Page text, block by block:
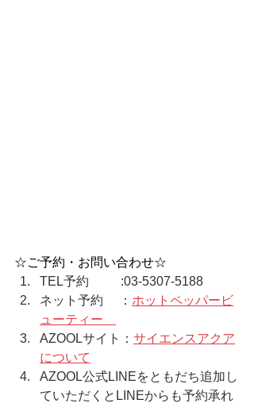
☆ご予約・お問い合わせ☆
TEL予約　　  :03-5307-5188
ネット予約　 ： ホットペッパービ
ューティー
AZOOLサイト： サイエンスアクア
について
AZOOL公式LINEをともだち追加し
ていただくとLINEからも予約承れ